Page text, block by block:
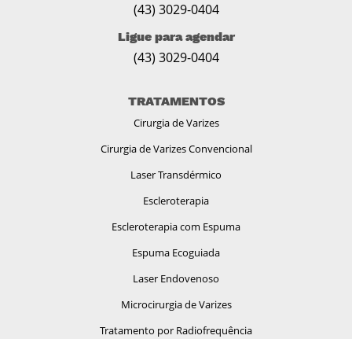
(43) 3029-0404
Ligue para agendar
(43) 3029-0404
TRATAMENTOS
Cirurgia de Varizes
Cirurgia de Varizes Convencional
Laser Transdérmico
Escleroterapia
Escleroterapia com Espuma
Espuma Ecoguiada
Laser Endovenoso
Microcirurgia de Varizes
Tratamento por Radiofrequência